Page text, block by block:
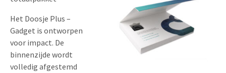
Het Doosje Plus –
Gadget is ontworpen
voor impact. De
binnenzijde wordt
volledig afgestemd